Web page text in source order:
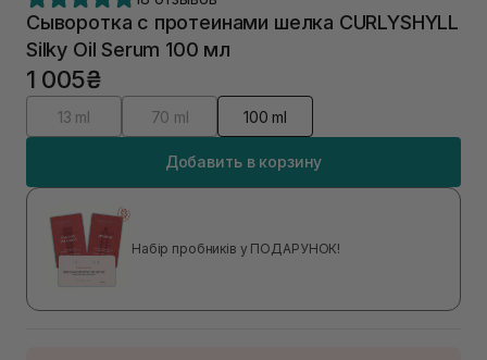
Сыворотка с протеинами шелка CURLYSHYLL
Silky Oil Serum 100 мл
1 005₴
13 ml 70 ml 100 ml
Добавить в корзину
Набір пробників у ПОДАРУНОК!